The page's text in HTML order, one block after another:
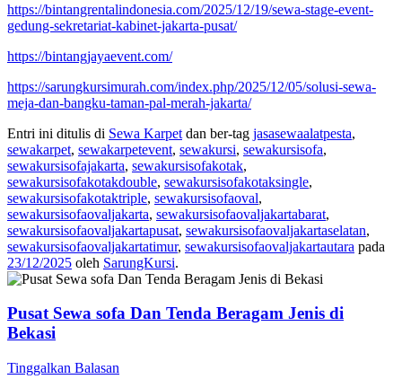
https://bintangrentalindonesia.com/2025/12/19/sewa-stage-event-
gedung-sekretariat-kabinet-jakarta-pusat/
https://bintangjayaevent.com/
https://sarungkursimurah.com/index.php/2025/12/05/solusi-sewa-
meja-dan-bangku-taman-pal-merah-jakarta/
Entri ini ditulis di Sewa Karpet dan ber-tag jasasewaalatpesta,
sewakarpet, sewakarpetevent, sewakursi, sewakursisofa,
sewakursisofajakarta, sewakursisofakotak,
sewakursisofakotakdouble, sewakursisofakotaksingle,
sewakursisofakotaktriple, sewakursisofaoval,
sewakursisofaovaljakarta, sewakursisofaovaljakartabarat,
sewakursisofaovaljakartapusat, sewakursisofaovaljakartaselatan,
sewakursisofaovaljakartatimur, sewakursisofaovaljakartautara pada
23/12/2025 oleh SarungKursi.
Pusat Sewa sofa Dan Tenda Beragam Jenis di
Bekasi
Tinggalkan Balasan